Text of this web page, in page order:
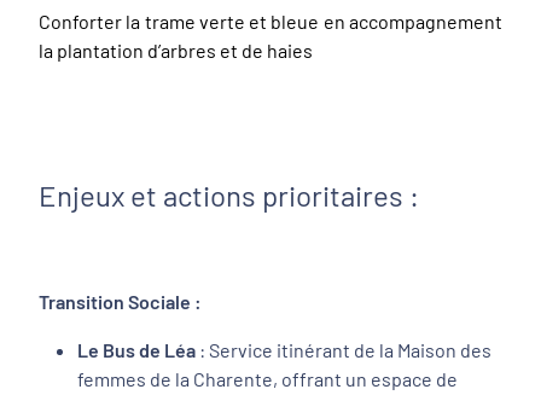
Conforter la trame verte et bleue en accompagnement
la plantation d’arbres et de haies
Enjeux et actions prioritaires :
Transition Sociale :
Le Bus de Léa : Service itinérant de la Maison des
femmes de la Charente, offrant un espace de